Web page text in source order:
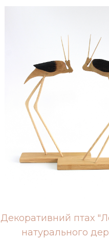
Декоративний птах
натурального